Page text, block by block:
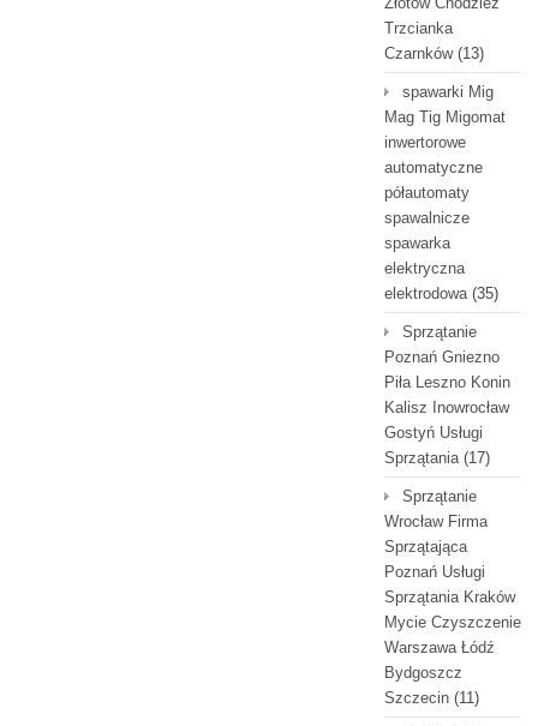
Trzcianka
Czarnków(13)
spawarki Mig
Mag Tig Migomat
inwertorowe
automatyczne
półautomaty
spawalnicze
spawarka
elektryczna
elektrodowa(35)
Sprzątanie
Poznań Gniezno
Piła Leszno Konin
Kalisz Inowrocław
Gostyń Usługi
Sprzątania(17)
Sprzątanie
Wrocław Firma
Sprzątająca
Poznań Usługi
Sprzątania Kraków
Mycie Czyszczenie
Warszawa Łódź
Bydgoszcz
Szczecin (11)